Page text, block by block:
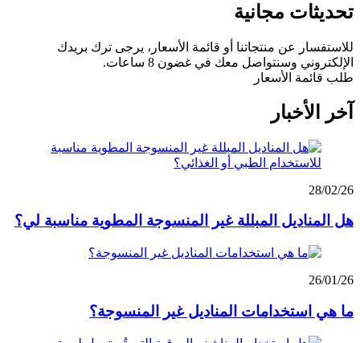
تحديثات مجانية
للاستفسار عن منتجاتنا أو قائمة الأسعار، يرجى ترك بريدك
الإلكتروني وسنتواصل معك في غضون 8 ساعات.
طلب قائمة الأسعار
آخر الأخبار
28/02/26
هل المناديل المبللة غير المنسوجة المطوية مناسبة لي؟
26/01/26
ما هي استخدامات المناديل غير المنسوجة؟